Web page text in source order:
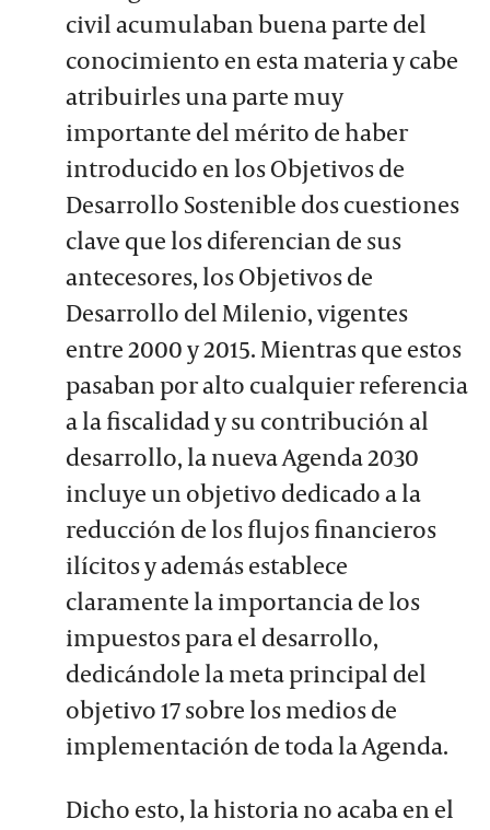
civil acumulaban buena parte del
conocimiento en esta materia y cabe
atribuirles una parte muy
importante del mérito de haber
introducido en los Objetivos de
Desarrollo Sostenible dos cuestiones
clave que los diferencian de sus
antecesores, los Objetivos de
Desarrollo del Milenio, vigentes
entre 2000 y 2015. Mientras que estos
pasaban por alto cualquier referencia
a la fiscalidad y su contribución al
desarrollo, la nueva Agenda 2030
incluye un objetivo dedicado a la
reducción de los flujos financieros
ilícitos y además establece
claramente la importancia de los
impuestos para el desarrollo,
dedicándole la meta principal del
objetivo 17 sobre los medios de
implementación de toda la Agenda.
Dicho esto, la historia no acaba en el